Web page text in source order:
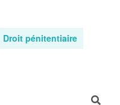
Droit pénitentiaire